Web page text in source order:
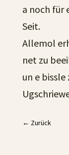
a noch für
Seit.
Allemol
net zu
un e bissle
← Zurück